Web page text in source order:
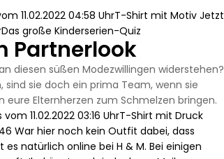
11.02.2022 04:58 UhrT-Shirt mit Motiv Jetzt
große Kinderserien-Quiz
Partnerlook
diesen süßen Modezwillingen widerstehen?
sie doch ein prima Team, wenn sie
eure Elternherzen zum Schmelzen bringen.
11.02.2022 03:16 UhrT-Shirt mit Druck
War hier noch kein Outfit dabei, dass
natürlich online bei H & M. Bei einigen